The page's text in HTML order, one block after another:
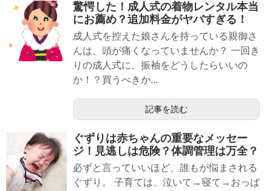
驚愕した！成人式の着物レンタル本当
にお薦め？追加料金がヤバすぎる！
成人式を控えた娘さんを持っている親御さ
んは、頭が痛くなっていませんか？ 一回き
りの成人式に、振袖をどうしたらいいの
か！？買うべきか...
記事を読む
ぐずりは赤ちゃんの重要なメッセー
ジ！見逃しは危険？体調管理は万全？
必ずと言っていいほど、誰もが悩まされる
ぐずり。 子育ては、泣いて→寝て→おっぱ